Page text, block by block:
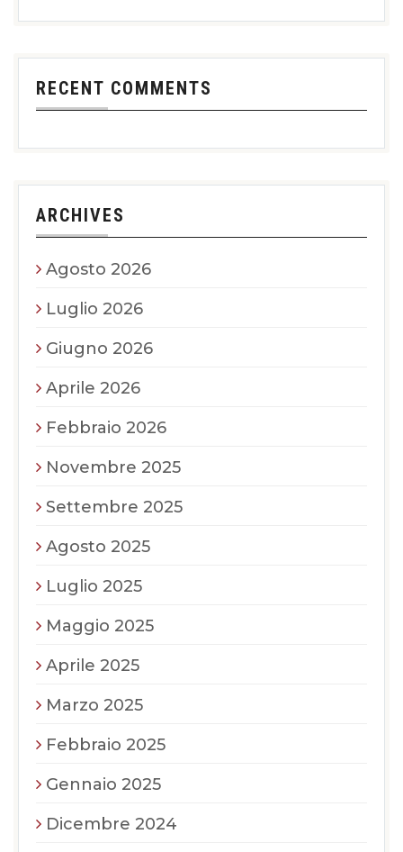
RECENT COMMENTS
ARCHIVES
Agosto 2026
Luglio 2026
Giugno 2026
Aprile 2026
Febbraio 2026
Novembre 2025
Settembre 2025
Agosto 2025
Luglio 2025
Maggio 2025
Aprile 2025
Marzo 2025
Febbraio 2025
Gennaio 2025
Dicembre 2024